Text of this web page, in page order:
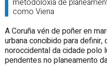
como Viena
A Coruña vén de poñer en
urbana concibido para
noroccidental da cidade polo
pendentes no planeamento